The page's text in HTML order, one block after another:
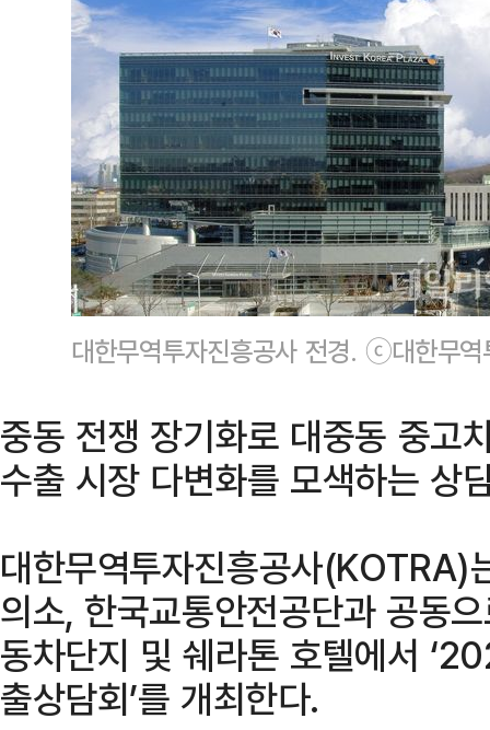
대한무역투자진흥공사 전경. ⓒ대한무역
중동 전쟁 장기화로 대중동 중고
수출 시장 다변화를 모색하는 상
대한무역투자진흥공사(KOTRA)
의소, 한국교통안전공단과 공동
동차단지 및 쉐라톤 호텔에서
출상담회’를 개최한다.